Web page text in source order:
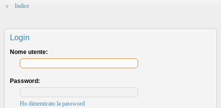
Indice
Login
Nome utente:
Password:
Ho dimenticato la password